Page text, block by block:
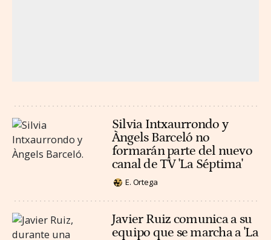
Silvia Intxaurrondo y
Àngels Barceló no
formarán parte del nuevo
canal de TV 'La Séptima'
E. Ortega
Javier Ruiz comunica a su
equipo que se marcha a 'La